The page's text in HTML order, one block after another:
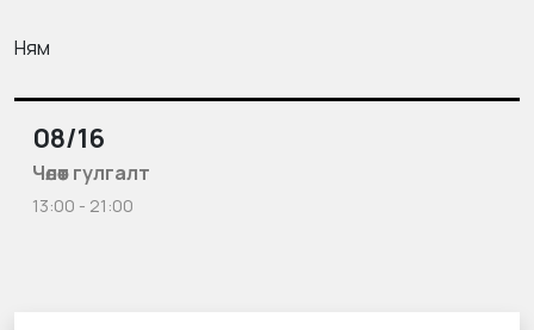
Ням
08/16
Чөлөөт гулгалт
13:00 - 21:00